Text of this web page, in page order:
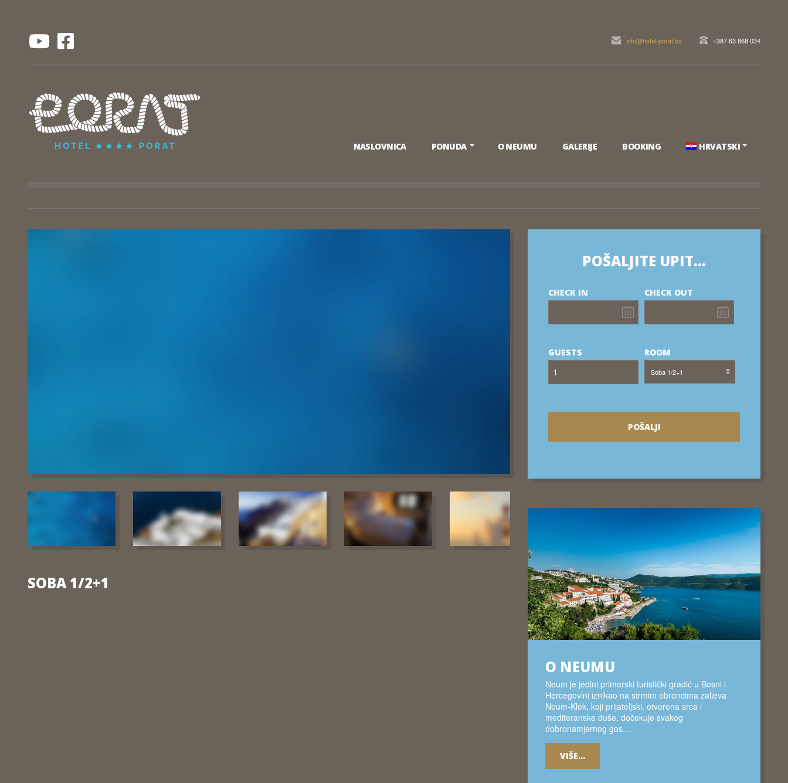
info@hotel-porat.ba +387 63 868 034
NASLOVNICA PONUDA O NEUMU GALERIJE BOOKING HRVATSKI
SOBA 1/2+1
POŠALJITE UPIT…
CHECK IN CHECK OUT
GUESTS ROOM
Soba 1/2+1
POŠALJI
O NEUMU
Neum je jedini primorski turistički gradić u Bosni i
Hercegovini iznikao na strmim obroncima zaljeva
Neum-Klek, koji prijateljski, otvorena srca i
mediteranske duše, dočekuje svakog
dobronamjernog gos…
VIŠE...